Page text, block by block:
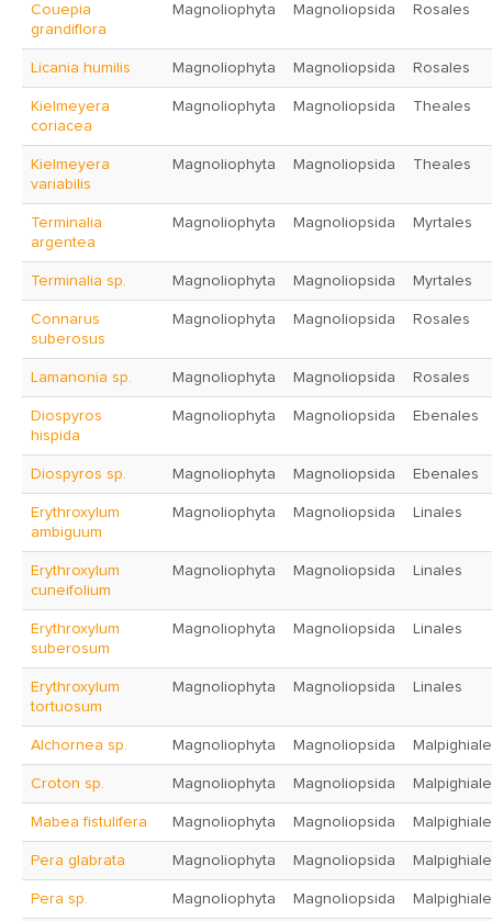
Couepia
grandiflora
Magnoliophyta Magnoliopsida Rosales
Licania humilis Magnoliophyta Magnoliopsida Rosales
Kielmeyera
coriacea
Magnoliophyta Magnoliopsida Theales
Kielmeyera
variabilis
Magnoliophyta Magnoliopsida Theales
Terminalia
argentea
Magnoliophyta Magnoliopsida Myrtales
Terminalia sp. Magnoliophyta Magnoliopsida Myrtales
Connarus
suberosus
Magnoliophyta Magnoliopsida Rosales
Lamanonia sp. Magnoliophyta Magnoliopsida Rosales
Diospyros
hispida
Magnoliophyta Magnoliopsida Ebenales
Diospyros sp. Magnoliophyta Magnoliopsida Ebenales
Erythroxylum
ambiguum
Magnoliophyta Magnoliopsida Linales
Erythroxylum
cuneifolium
Magnoliophyta Magnoliopsida Linales
Erythroxylum
suberosum
Magnoliophyta Magnoliopsida Linales
Erythroxylum
tortuosum
Magnoliophyta Magnoliopsida Linales
Alchornea sp. Magnoliophyta Magnoliopsida
Croton sp. Magnoliophyta Magnoliopsida
Mabea fistulifera Magnoliophyta Magnoliopsida
Pera glabrata Magnoliophyta Magnoliopsida
Pera sp. Magnoliophyta Magnoliopsida